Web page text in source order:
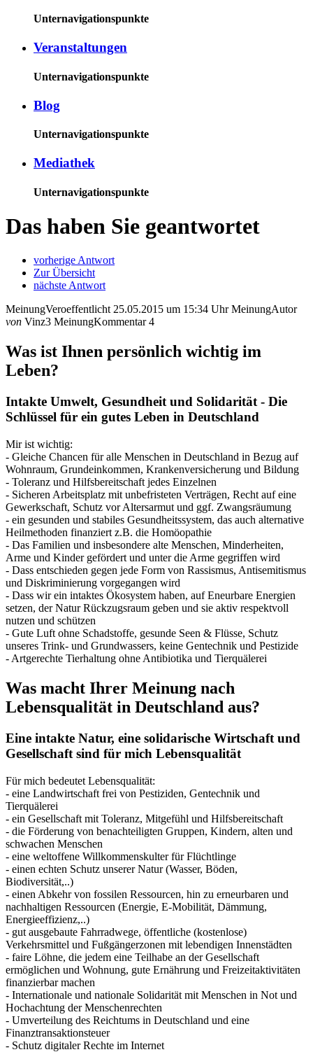
Unternavigationspunkte
Veranstaltungen
Unternavigationspunkte
Blog
Unternavigationspunkte
Mediathek
Unternavigationspunkte
Das haben Sie geantwortet
vorherige Antwort
Zur Übersicht
nächste Antwort
MeinungVeroeffentlicht 25.05.2015 um 15:34 Uhr MeinungAutor
von Vinz3 MeinungKommentar 4
Was ist Ihnen persönlich wichtig im
Leben?
Intakte Umwelt, Gesundheit und Solidarität - Die
Schlüssel für ein gutes Leben in Deutschland
Mir ist wichtig:
- Gleiche Chancen für alle Menschen in Deutschland in Bezug auf
Wohnraum, Grundeinkommen, Krankenversicherung und Bildung
- Toleranz und Hilfsbereitschaft jedes Einzelnen
- Sicheren Arbeitsplatz mit unbefristeten Verträgen, Recht auf eine
Gewerkschaft, Schutz vor Altersarmut und ggf. Zwangsräumung
- ein gesunden und stabiles Gesundheitssystem, das auch alternative
Heilmethoden finanziert z.B. die Homöopathie
- Das Familien und insbesondere alte Menschen, Minderheiten,
Arme und Kinder gefördert und unter die Arme gegriffen wird
- Dass entschieden gegen jede Form von Rassismus, Antisemitismus
und Diskriminierung vorgegangen wird
- Dass wir ein intaktes Ökosystem haben, auf Eneurbare Energien
setzen, der Natur Rückzugsraum geben und sie aktiv respektvoll
nutzen und schützen
- Gute Luft ohne Schadstoffe, gesunde Seen & Flüsse, Schutz
unseres Trink- und Grundwassers, keine Gentechnik und Pestizide
- Artgerechte Tierhaltung ohne Antibiotika und Tierquälerei
Was macht Ihrer Meinung nach
Lebensqualität in Deutschland aus?
Eine intakte Natur, eine solidarische Wirtschaft und
Gesellschaft sind für mich Lebensqualität
Für mich bedeutet Lebensqualität:
- eine Landwirtschaft frei von Pestiziden, Gentechnik und
Tierquälerei
- ein Gesellschaft mit Toleranz, Mitgefühl und Hilfsbereitschaft
- die Förderung von benachteiligten Gruppen, Kindern, alten und
schwachen Menschen
- eine weltoffene Willkommenskulter für Flüchtlinge
- einen echten Schutz unserer Natur (Wasser, Böden,
Biodiversität,..)
- einen Abkehr von fossilen Ressourcen, hin zu erneurbaren und
nachhaltigen Ressourcen (Energie, E-Mobilität, Dämmung,
Energieeffizienz,..)
- gut ausgebaute Fahrradwege, öffentliche (kostenlose)
Verkehrsmittel und Fußgängerzonen mit lebendigen Innenstädten
- faire Löhne, die jedem eine Teilhabe an der Gesellschaft
ermöglichen und Wohnung, gute Ernährung und Freizeitaktivitäten
finanzierbar machen
- Internationale und nationale Solidarität mit Menschen in Not und
Hochachtung der Menschenrechten
- Umverteilung des Reichtums in Deutschland und eine
Finanztransaktionsteuer
- Schutz digitaler Rechte im Internet